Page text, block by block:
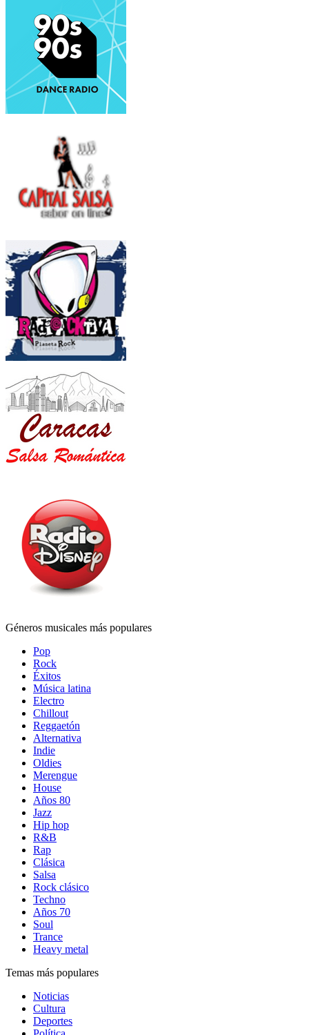
Géneros musicales más populares
Pop
Rock
Éxitos
Música latina
Electro
Chillout
Reggaetón
Alternativa
Indie
Oldies
Merengue
House
Años 80
Jazz
Hip hop
R&B
Rap
Clásica
Salsa
Rock clásico
Techno
Años 70
Soul
Trance
Heavy metal
Temas más populares
Noticias
Cultura
Deportes